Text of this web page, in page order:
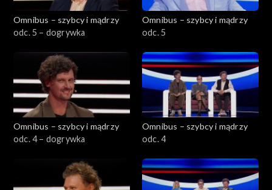
Omnibus – szybcy i mądrzy
odc. 5 – dogrywka
Omnibus – szybcy i mądrzy
odc. 5
Omnibus – szybcy i mądrzy
odc. 4 – dogrywka
Omnibus – szybcy i mądrzy
odc. 4